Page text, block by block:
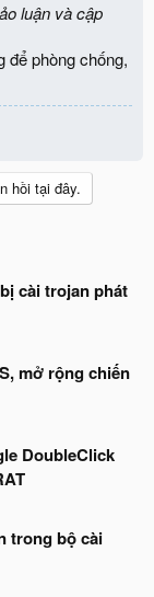
luận và cập
để phòng chống,
hồi tại đây.
cài trojan phát
mở rộng chiến
DoubleClick
trong bộ cài